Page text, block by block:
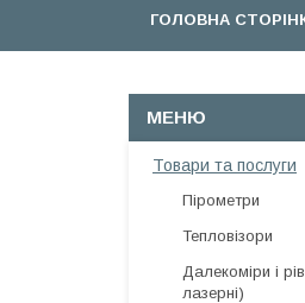
ГОЛОВНА
Товари та послуги
Пірометри
Тепловізори
Далекоміри і
лазерні)